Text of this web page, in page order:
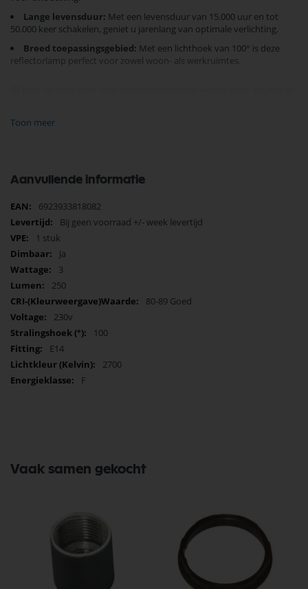
Lange levensduur: Met een levensduur van 15.000 uur en tot
50.000 keer schakelen, geniet u jarenlang van optimale verlichting.
Breed toepassingsgebied: Met een lichthoek van 100° is deze
reflectorlamp perfect voor zowel woon- als werkruimtes.
fitting.
Toon meer
Aanvullende informatie
Meer
informatie
6923933818082
Bij geen voorraad +/- week levertijd
1 stuk
Ja
3
250
80-89 Goed
230v
100
E14
2700
F
Vaak samen gekocht